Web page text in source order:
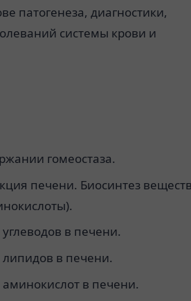
патогенеза, диагностики,
системы крови и
гомеостаза.
печени. Биосинтез
в печени.
в печени.
в печени.